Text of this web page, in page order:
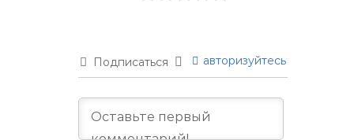
Подписаться авторизуйтесь